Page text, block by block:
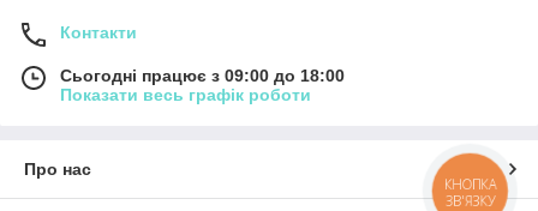
Контакти
Сьогодні працює з 09:00 до 18:00
Показати весь графік роботи
Про нас
КНОПКА
ЗВ'ЯЗКУ